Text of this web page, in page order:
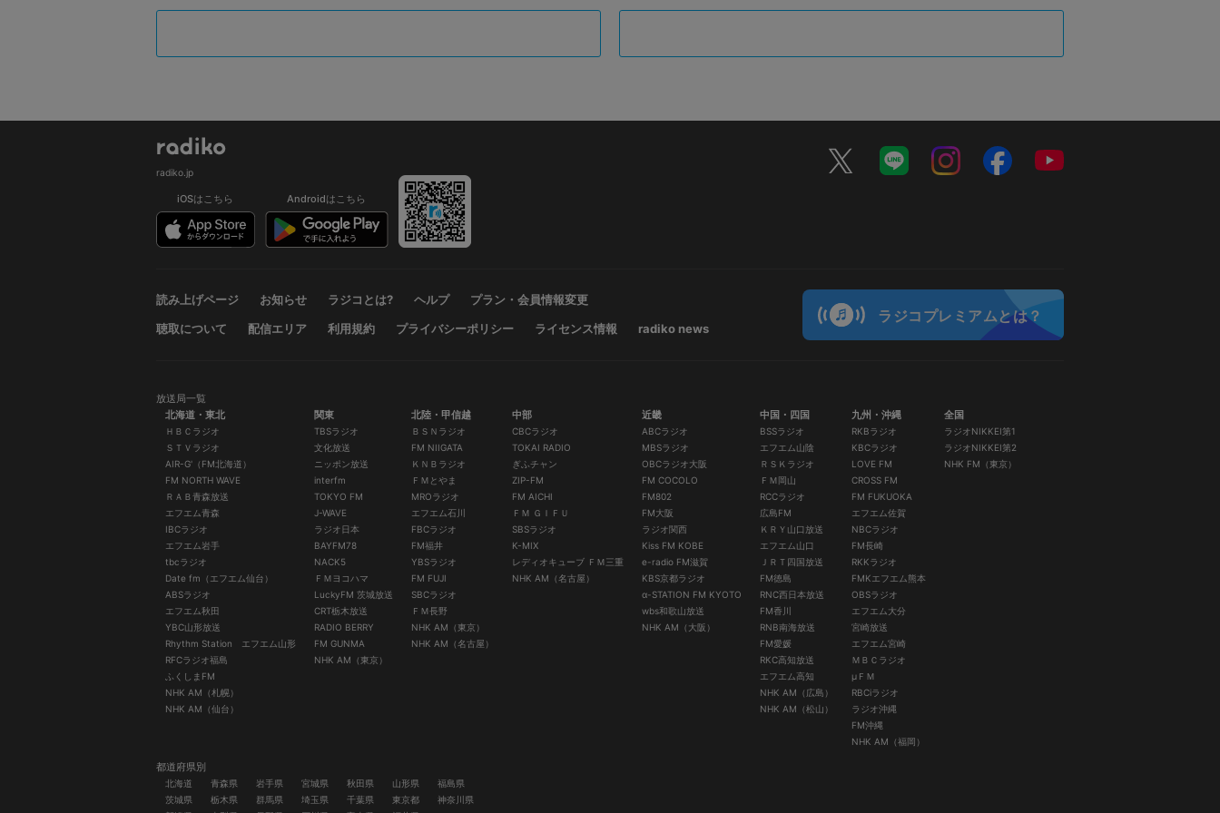
radiko.jp
iOSはこちら Androidはこちら
読み上げページ お知らせ ラジコとは? ヘルプ
プラン・会員情報変更
聴取について
配信エリア 利用規約 プライバシーポリシー ライセンス情報 radiko news
ラジコプレミアムとは？
放送局一覧
北海道・東北
ＨＢＣラジオ
ＳＴＶラジオ
AIR-G'（FM北海道）
FM NORTH WAVE
ＲＡＢ青森放送
エフエム青森
IBCラジオ
エフエム岩手
tbcラジオ
Date fm（エフエム仙台）
ABSラジオ
エフエム秋田
YBC山形放送
Rhythm Station エフエム山形
RFCラジオ福島
ふくしまFM
NHK AM（札幌）
NHK AM（仙台）
関東
TBSラジオ
文化放送
ニッポン放送
interfm
TOKYO FM
J-WAVE
ラジオ日本
BAYFM78
NACK5
ＦＭヨコハマ
LuckyFM 茨城放送
CRT栃木放送
RADIO BERRY
FM GUNMA
NHK AM（東京）
北陸・甲信越
ＢＳＮラジオ
FM NIIGATA
ＫＮＢラジオ
ＦＭとやま
MROラジオ
エフエム石川
FBCラジオ
FM福井
YBSラジオ
FM FUJI
SBCラジオ
ＦＭ長野
NHK AM（東京）
NHK AM（名古屋）
中部
CBCラジオ
TOKAI RADIO
ぎふチャン
ZIP-FM
FM AICHI
ＦＭ ＧＩＦＵ
SBSラジオ
K-MIX
レディオキューブ ＦＭ三重
NHK AM（名古屋）
近畿
ABCラジオ
MBSラジオ
OBCラジオ大阪
FM COCOLO
FM802
FM大阪
ラジオ関西
Kiss FM KOBE
e-radio FM滋賀
KBS京都ラジオ
α-STATION FM KYOTO
wbs和歌山放送
NHK AM（大阪）
中国・四国
BSSラジオ
エフエム山陰
ＲＳＫラジオ
ＦＭ岡山
RCCラジオ
広島FM
ＫＲＹ山口放送
エフエム山口
ＪＲＴ四国放送
FM徳島
RNC西日本放送
FM香川
RNB南海放送
FM愛媛
RKC高知放送
エフエム高知
NHK AM（広島）
NHK AM（松山）
九州・沖縄
RKBラジオ
KBCラジオ
LOVE FM
CROSS FM
FM FUKUOKA
エフエム佐賀
NBCラジオ
FM長崎
RKKラジオ
FMKエフエム熊本
OBSラジオ
エフエム大分
宮崎放送
エフエム宮崎
ＭＢＣラジオ
μＦＭ
RBCiラジオ
ラジオ沖縄
FM沖縄
NHK AM（福岡）
全国
ラジオNIKKEI第1
ラジオNIKKEI第2
NHK FM（東京）
都道府県別
北海道 青森県 岩手県 宮城県 秋田県 山形県
福島県
茨城県
栃木県 群馬県 埼玉県 千葉県 東京都
神奈川県